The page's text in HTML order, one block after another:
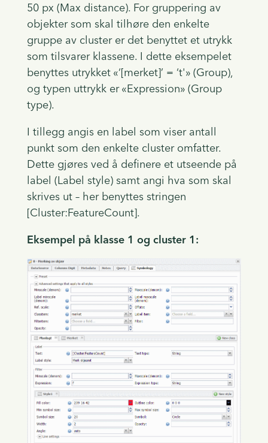
50 px (Max distance). For gruppering av
objekter som skal tilhøre den enkelte
gruppe av cluster er det benyttet et utrykk
som tilsvarer klassene. I dette eksempelet
benyttes utrykket «‘[merket]’ = ‘t'» (Group),
og typen uttrykk er «Expression» (Group
type).
I tillegg angis en label som viser antall
punkt som den enkelte cluster omfatter.
Dette gjøres ved å definere et utseende på
label (Label style) samt angi hva som skal
skrives ut – her benyttes stringen
[Cluster:FeatureCount].
Eksempel på klasse 1 og cluster 1: